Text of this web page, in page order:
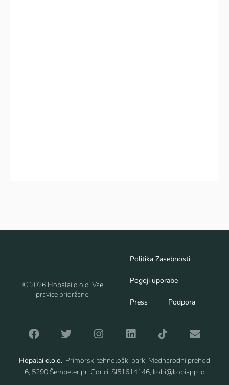
© 2026 Hopalai d.o.o. Vse
pravice pridržane.
Politika Zasebnosti
Pogoji uporabe
Press Podpora
Hopalai d.o.o. Primorski tehnološki park, Mednarodni prehod
6, 5290 Šempeter pri Gorici, SI51614146, kobi@kobiapp.io